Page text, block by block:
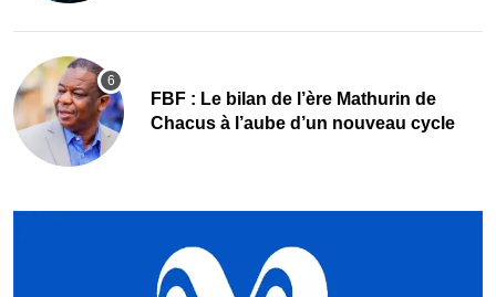
FBF : Le bilan de l’ère Mathurin de
Chacus à l’aube d’un nouveau cycle